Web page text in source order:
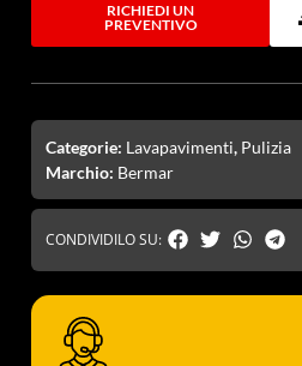
RICHIEDI UN
PREVENTIVO
Categorie: Lavapavimenti, Pulizia
Marchio: Bermar
CONDIVIDILO SU: